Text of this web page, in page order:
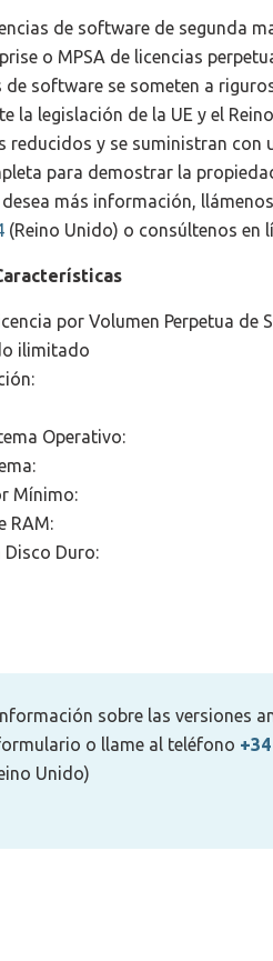
de software de segunda
o MPSA de licencias
de software se someten a
la legislación de la UE y el
reducidos y se suministran con
para demostrar la
más información,
(Reino Unido) o consúltenos en
por Volumen Perpetua de
ilimitado
Operativo:
Mínimo:
RAM:
Disco Duro:
sobre las versiones
o llame al teléfono
Unido)